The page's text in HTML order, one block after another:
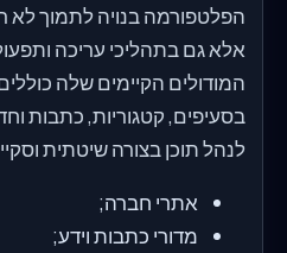
הפלטפורמה בנויה לתמוך לא
אלא גם בתהליכי עריכה
המודולים הקיימים שלה כוללים
בסעיפים, קטגוריות, כתבות
לנהל תוכן בצורה שיטתית
אתרי חברה;
מדורי כתבות וידע;